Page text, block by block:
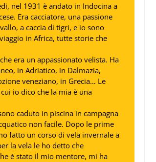
nel 1931 è andato in Indocina a
Era cacciatore, una passione
a caccia di tigri, e io sono
in Africa, tutte storie che
era un appassionato velista. Ha
in Adriatico, in Dalmazia,
veneziano, in Grecia… Le
io dico che la mia è una
caduto in piscina in campagna
non facile. Dopo le prime
fatto un corso di vela invernale a
la vela le ho detto che
è stato il mio mentore, mi ha